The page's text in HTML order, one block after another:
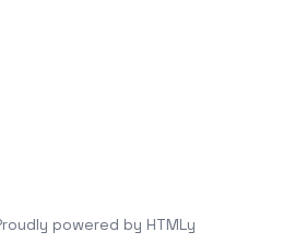
powered by HTMLy